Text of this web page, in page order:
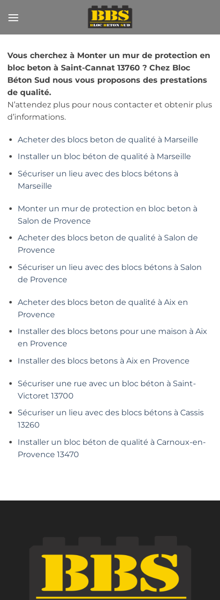
au
Vous cherchez à Monter un mur de protection en
bloc beton à Saint-Cannat 13760 ? Chez Bloc
Béton Sud nous vous proposons des prestations
de qualité.
N’attendez plus pour nous contacter et obtenir plus
d’informations.
Acheter des blocs beton de qualité à Marseille
Installer un bloc béton de qualité à Marseille
Sécuriser un lieu avec des blocs bétons à
Marseille
Monter un mur de protection en bloc beton à
Salon de Provence
Acheter des blocs beton de qualité à Salon de
Provence
Sécuriser un lieu avec des blocs bétons à Salon
de Provence
Acheter des blocs beton de qualité à Aix en
Provence
Installer des blocs betons pour une maison à Aix
en Provence
Installer des blocs betons à Aix en Provence
Sécuriser une rue avec un bloc béton à Saint-
Victoret 13700
Sécuriser un lieu avec des blocs bétons à Cassis
13260
Installer un bloc béton de qualité à Carnoux-en-
Provence 13470